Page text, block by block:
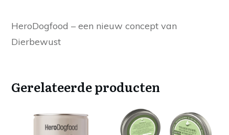
HeroDogfood – een nieuw concept van
Dierbewust
Gerelateerde producten